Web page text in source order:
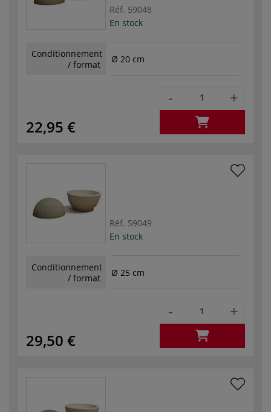
Réf. 59048
En stock
Conditionnement
/ format
Ø 20 cm
22,95 €
- +
Réf. 59049
En stock
Conditionnement
/ format
Ø 25 cm
29,50 €
- +